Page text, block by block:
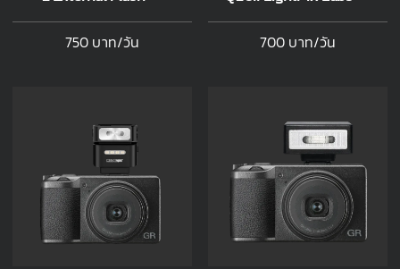
750 บาท/วัน 700 บาท/วัน